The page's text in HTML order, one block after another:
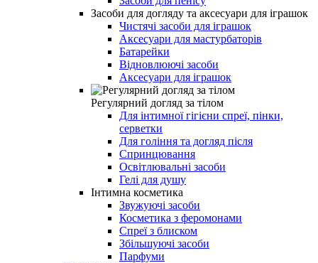
Засоби для догляду та аксесуари для іграшок
Чистячі засоби для іграшок
Аксесуари для мастурбаторів
Батарейки
Відновлюючі засоби
Аксесуари для іграшок
Регулярний догляд за тілом
Для інтимної гігієни спреї, пінки,
серветки
Для гоління та догляд після
Спринцювання
Освітлювальні засоби
Гелі для душу
Інтимна косметика
Звужуючі засоби
Косметика з феромонами
Спреї з блиском
Збільшуючі засоби
Парфуми